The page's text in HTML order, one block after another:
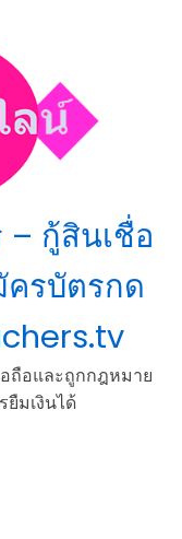
– กู้สินเชื่อ
ครบัตรกด
ถือและถูกกฎหมาย
ยืมเงินได้